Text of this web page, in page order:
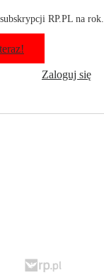
RP.PL na rok.
Zaloguj się